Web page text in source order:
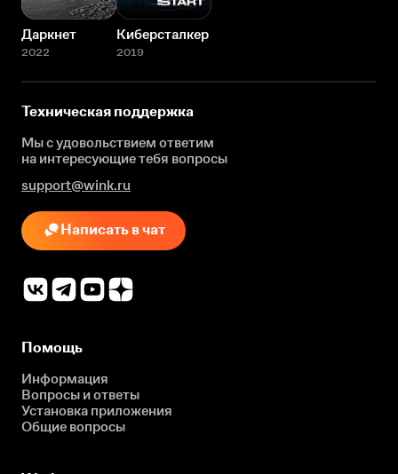
Даркнет
2022
Киберсталкер
2019
Техническая поддержка
Мы с удовольствием ответим
на интересующиетебя вопросы
support@wink.ru
Написать в чат
Помощь
Информация
Вопросы и ответы
Установка приложения
Общие вопросы